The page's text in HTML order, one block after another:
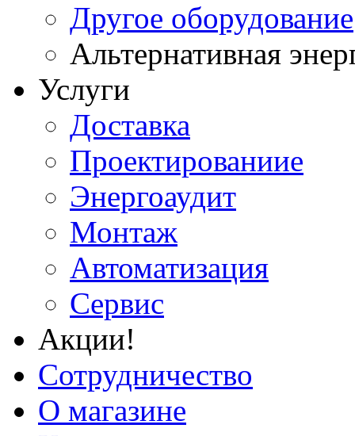
Другое оборудование
Альтернативная
Услуги
Доставка
Проектированиие
Энергоаудит
Монтаж
Автоматизация
Сервис
Акции!
Сотрудничество
О магазине